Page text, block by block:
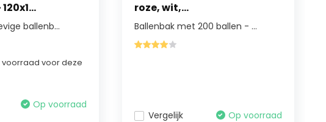
ballenb...
voor deze
Op voorraad
roze, wit,...
Ballenbak met 200 ballen - ...
Vergelijk
Op voorraad